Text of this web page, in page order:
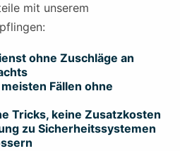
mit unserem
ohne Zuschläge an
Fällen ohne
Tricks, keine Zusatzkosten
zu Sicherheitssystemen